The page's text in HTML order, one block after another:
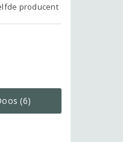
producent
(6)